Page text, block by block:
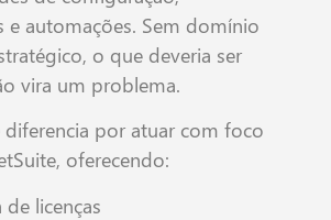
e automações. Sem domínio
o que deveria ser
vira um problema.
diferencia por atuar com foco
oferecendo:
de licenças